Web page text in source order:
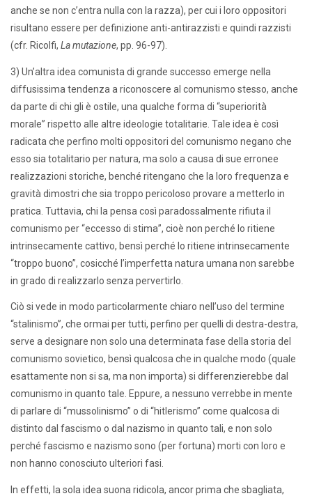
anche se non c’entra nulla con la razza), per cui i loro oppositori
risultano essere per definizione anti-antirazzisti e quindi razzisti
(cfr. Ricolfi, La mutazione, pp. 96-97).
3) Un’altra idea comunista di grande successo emerge nella
diffusissima tendenza a riconoscere al comunismo stesso, anche
da parte di chi gli è ostile, una qualche forma di “superiorità
morale” rispetto alle altre ideologie totalitarie. Tale idea è così
radicata che perfino molti oppositori del comunismo negano che
esso sia totalitario per natura, ma solo a causa di sue erronee
realizzazioni storiche, benché ritengano che la loro frequenza e
gravità dimostri che sia troppo pericoloso provare a metterlo in
pratica. Tuttavia, chi la pensa così paradossalmente rifiuta il
comunismo per “eccesso di stima”, cioè non perché lo ritiene
intrinsecamente cattivo, bensì perché lo ritiene intrinsecamente
“troppo buono”, cosicché l’imperfetta natura umana non sarebbe
in grado di realizzarlo senza pervertirlo.
Ciò si vede in modo particolarmente chiaro nell’uso del termine
“stalinismo”, che ormai per tutti, perfino per quelli di destra-destra,
serve a designare non solo una determinata fase della storia del
comunismo sovietico, bensì qualcosa che in qualche modo (quale
esattamente non si sa, ma non importa) si differenzierebbe dal
comunismo in quanto tale. Eppure, a nessuno verrebbe in mente
di parlare di “mussolinismo” o di “hitlerismo” come qualcosa di
distinto dal fascismo o dal nazismo in quanto tali, e non solo
perché fascismo e nazismo sono (per fortuna) morti con loro e
non hanno conosciuto ulteriori fasi.
In effetti, la sola idea suona ridicola, ancor prima che sbagliata,